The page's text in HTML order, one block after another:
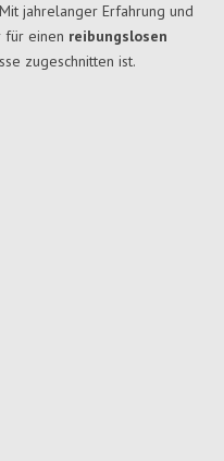
jahrelanger Erfahrung und
für einen reibungslosen
zugeschnitten ist.